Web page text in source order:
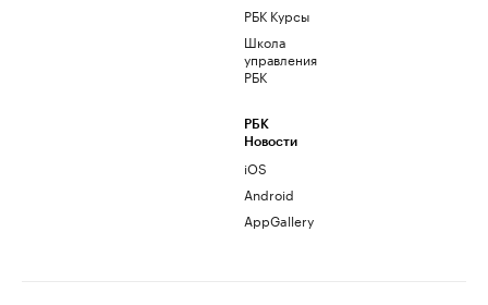
РБК Курсы
Школа
управления
РБК
РБК
Новости
iOS
Android
AppGallery